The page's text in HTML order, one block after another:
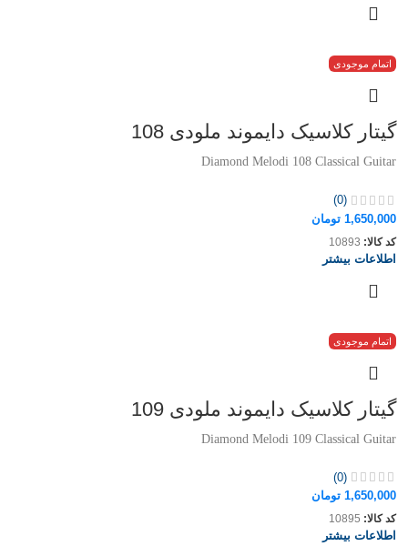
اتمام موجودی
گیتار کلاسیک دایموند ملودی 108
Diamond Melodi 108 Classical Guitar
(0)
1,650,000 تومان
کد کالا: 10893
اطلاعات بیشتر
اتمام موجودی
گیتار کلاسیک دایموند ملودی 109
Diamond Melodi 109 Classical Guitar
(0)
1,650,000 تومان
کد کالا: 10895
اطلاعات بیشتر